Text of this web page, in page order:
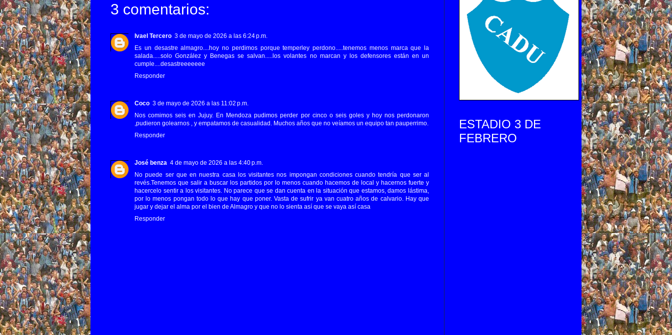
3 comentarios:
Ivael Tercero 3 de mayo de 2026 a las 6:24 p.m.
Es un desastre almagro....hoy no perdimos porque temperley perdono.....tenemos menos marca que la
salada.....solo González y Benegas se salvan.....los volantes no marcan y los defensores están en un
cumple....desastreeeeeee
Responder
Coco 3 de mayo de 2026 a las 11:02 p.m.
Nos comimos seis en Jujuy. En Mendoza pudimos perder por cinco o seis goles y hoy nos perdonaron
,pudieron golearnos , y empatamos de casualidad. Muchos años que no veíamos un equipo tan pauperrimo.
Responder
José benza 4 de mayo de 2026 a las 4:40 p.m.
No puede ser que en nuestra casa los visitantes nos impongan condiciones cuando tendría que ser al
revés.Tenemos que salir a buscar los partidos por lo menos cuando hacemos de local y hacernos fuerte y
hacercelo sentir a los visitantes. No parece que se dan cuenta en la situación que estamos, damos lástima,
por lo menos pongan todo lo que hay que poner. Vasta de sufrir ya van cuatro años de calvario. Hay que
jugar y dejar el alma por el bien de Almagro y que no lo sienta así que se vaya así casa
Responder
ESTADIO 3 DE
FEBRERO